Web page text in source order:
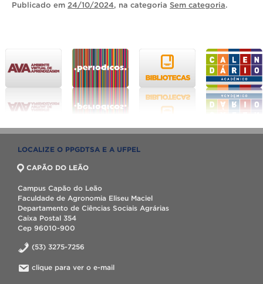
Publicado em 24/10/2024, na categoria Sem categoria.
LOCALIZE O PPGDTSA E A UFPEL
CAPÃO DO LEÃO
Campus Capão do Leão
Faculdade de Agronomia Eliseu Maciel
Departamento de Ciências Sociais Agrárias
Caixa Postal 354
Cep 96010-900
(53) 3275-7256
clique para ver o e-mail